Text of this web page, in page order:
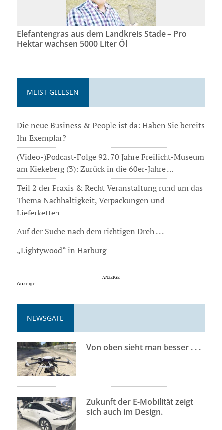
Elefantengras aus dem Landkreis Stade – Pro
Hektar wachsen 5000 Liter Öl
MEIST GELESEN
Die neue Business & People ist da: Haben Sie bereits
Ihr Exemplar?
(Video-)Podcast-Folge 92. 70 Jahre Freilicht-Museum
am Kiekeberg (3): Zurück in die 60er-Jahre …
Teil 2 der Praxis & Recht Veranstaltung rund um das
Thema Nachhaltigkeit, Verpackungen und
Lieferketten
Auf der Suche nach dem richtigen Dreh . . .
„Lightywood“ in Harburg
Anzeige
NEWSGATE
Von oben sieht man besser . . .
Zukunft der E-Mobilität zeigt
sich auch im Design.